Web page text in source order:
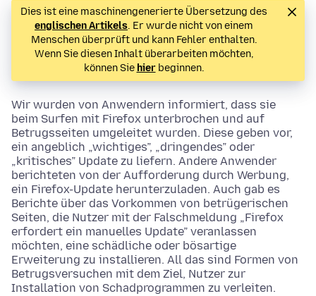
Dies ist eine maschinengenerierte Übersetzung des
englischen Artikels. Er wurde nicht von einem
Menschen überprüft und kann Fehler enthalten.
Wenn Sie diesen Inhalt überarbeiten möchten,
können Sie hierbeginnen.
Wir wurden von Anwendern informiert, dass sie
beim Surfen mit Firefox unterbrochen und auf
Betrugsseiten umgeleitet wurden. Diese geben vor,
ein angeblich „wichtiges”, „dringendes” oder
„kritisches” Update zu liefern. Andere Anwender
berichteten von der Aufforderung durch Werbung,
ein Firefox-Update herunterzuladen. Auch gab es
Berichte über das Vorkommen von betrügerischen
Seiten, die Nutzer mit der Falschmeldung „Firefox
erfordert ein manuelles Update” veranlassen
möchten, eine schädliche oder bösartige
Erweiterung zu installieren. All das sind Formen von
Betrugsversuchen mit dem Ziel, Nutzer zur
Installation von Schadprogrammen zu verleiten.